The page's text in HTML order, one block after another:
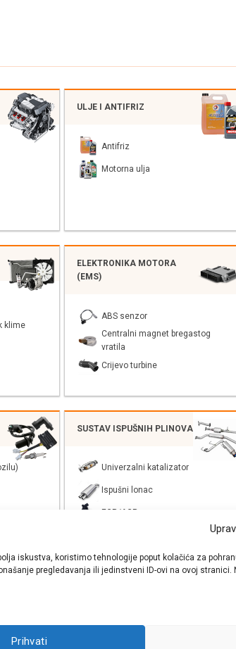
iskustva, koristimo tehnologije poput kolačića za
pregledavanja ili jedinstveni ID-ovi na ovoj
Prihvati
ULJE I ANTIFRIZ
Antifriz
Motorna ulja
klime
ELEKTRONIKA MOTORA
(EMS)
ABS senzor
Centralni magnet bregastog
vratila
Crijevo turbine
SUSTAV ISPUŠNIH PLINOVA
Univerzalni katalizator
Ispušni lonac
EGR/AGR
autodijelova- Auto Krešo - preko 200 svjetski
rezervnih dijelova za sve vrste i tipove osobnih i